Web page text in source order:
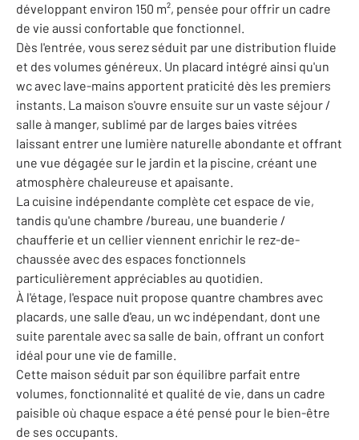
développant environ 150 m², pensée pour offrir un cadre
de vie aussi confortable que fonctionnel.
Dès l'entrée, vous serez séduit par une distribution fluide
et des volumes généreux. Un placard intégré ainsi qu'un
wc avec lave-mains apportent praticité dès les premiers
instants. La maison s'ouvre ensuite sur un vaste séjour /
salle à manger, sublimé par de larges baies vitrées
laissant entrer une lumière naturelle abondante et offrant
une vue dégagée sur le jardin et la piscine, créant une
atmosphère chaleureuse et apaisante.
La cuisine indépendante complète cet espace de vie,
tandis qu'une chambre /bureau, une buanderie /
chaufferie et un cellier viennent enrichir le rez-de-
chaussée avec des espaces fonctionnels
particulièrement appréciables au quotidien.
À l'étage, l'espace nuit propose quantre chambres avec
placards, une salle d'eau, un wc indépendant, dont une
suite parentale avec sa salle de bain, offrant un confort
idéal pour une vie de famille.
Cette maison séduit par son équilibre parfait entre
volumes, fonctionnalité et qualité de vie, dans un cadre
paisible où chaque espace a été pensé pour le bien-être
de ses occupants.